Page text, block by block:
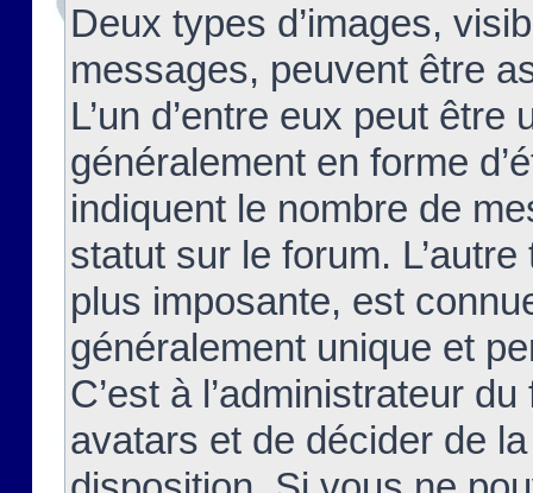
Deux types d’images,
messages, peuvent être
L’un d’entre eux peut
généralement en forme
indiquent le nombre de
statut sur le forum.
plus imposante, est
généralement unique et
C’est à l’administrateur
avatars et de décider de